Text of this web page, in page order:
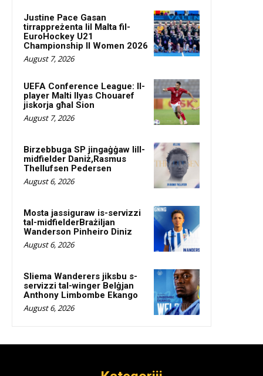
Justine Pace Gasan
tirrappreżenta lil Malta fil-
EuroHockey U21
Championship II Women 2026
August 7, 2026
UEFA Conference League: Il-
player Malti Ilyas Chouaref
jiskorja għal Sion
August 7, 2026
Birzebbuga SP jingaġġaw lill-
midfielder Daniż,Rasmus
Thellufsen Pedersen
August 6, 2026
Mosta jassiguraw is-servizzi
tal-midfielderBrażiljan
Wanderson Pinheiro Diniz
August 6, 2026
Sliema Wanderers jiksbu s-
servizzi tal-winger Belġjan
Anthony Limbombe Ekango
August 6, 2026